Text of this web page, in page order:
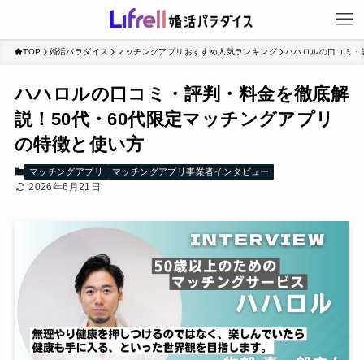
TOP 婚活パラダイス マッチングアプリおすすめ人気ランキング ハハロルの口コミ
ハハロルの口コミ・評判・料金を徹底解
説！50代・60代限定マッチングアプリ
の特徴と使い方
マッチングアプリ マッチングアプリ事業者インタビュー
2026年6月21日